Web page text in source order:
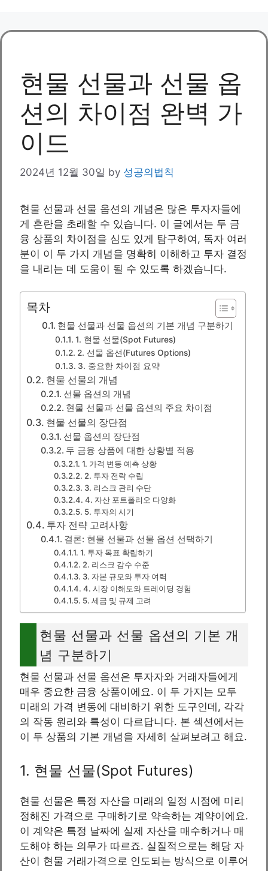
현물 선물과 선물 옵
션의 차이점 완벽 가
이드
2024년 12월 30일 by 성공의법칙
현물 선물과 선물 옵션의 개념은 많은 투자자들에
게 혼란을 초래할 수 있습니다. 이 글에서는 두 금
융 상품의 차이점을 심도 있게 탐구하여, 독자 여러
분이 이 두 가지 개념을 명확히 이해하고 투자 결정
을 내리는 데 도움이 될 수 있도록 하겠습니다.
목차
현물 선물과 선물 옵션의 기본 개념 구분하기
1. 현물 선물(Spot Futures)
2. 선물 옵션(Futures Options)
3. 중요한 차이점 요약
현물 선물의 개념
선물 옵션의 개념
현물 선물과 선물 옵션의 주요 차이점
현물 선물의 장단점
선물 옵션의 장단점
두 금융 상품에 대한 상황별 적용
1. 가격 변동 예측 상황
2. 투자 전략 수립
3. 리스크 관리 수단
4. 자산 포트폴리오 다양화
5. 투자의 시기
투자 전략 고려사항
결론: 현물 선물과 선물 옵션 선택하기
1. 투자 목표 확립하기
2. 리스크 감수 수준
3. 자본 규모와 투자 여력
4. 시장 이해도와 트레이딩 경험
5. 세금 및 규제 고려
현물 선물과 선물 옵션의 기본 개
념 구분하기
현물 선물과 선물 옵션은 투자자와 거래자들에게
매우 중요한 금융 상품이에요. 이 두 가지는 모두
미래의 가격 변동에 대비하기 위한 도구인데, 각각
의 작동 원리와 특성이 다르답니다. 본 섹션에서는
이 두 상품의 기본 개념을 자세히 살펴보려고 해요.
1. 현물 선물(Spot Futures)
현물 선물은 특정 자산을 미래의 일정 시점에 미리
정해진 가격으로 구매하기로 약속하는 계약이에요.
이 계약은 특정 날짜에 실제 자산을 매수하거나 매
도해야 하는 의무가 따르죠. 실질적으로는 해당 자
산이 현물 거래가격으로 인도되는 방식으로 이루어